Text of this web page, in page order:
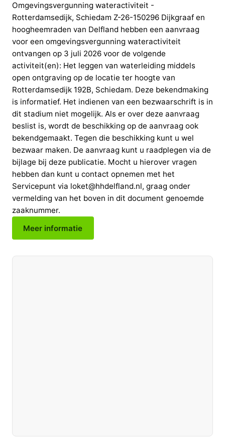
Omgevingsvergunning wateractiviteit -
Rotterdamsedijk, Schiedam Z-26-150296 Dijkgraaf en
hoogheemraden van Delfland hebben een aanvraag
voor een omgevingsvergunning wateractiviteit
ontvangen op 3 juli 2026 voor de volgende
activiteit(en): Het leggen van waterleiding middels
open ontgraving op de locatie ter hoogte van
Rotterdamsedijk 192B, Schiedam. Deze bekendmaking
is informatief. Het indienen van een bezwaarschrift is in
dit stadium niet mogelijk. Als er over deze aanvraag
beslist is, wordt de beschikking op de aanvraag ook
bekendgemaakt. Tegen die beschikking kunt u wel
bezwaar maken. De aanvraag kunt u raadplegen via de
bijlage bij deze publicatie. Mocht u hierover vragen
hebben dan kunt u contact opnemen met het
Servicepunt via loket@hhdelfland.nl, graag onder
vermelding van het boven in dit document genoemde
zaaknummer.
Meer informatie